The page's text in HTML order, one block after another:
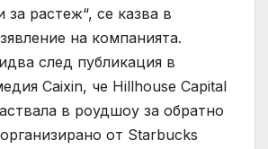
растеж“, се казва в
на компанията.
след публикация в
Caixin, че Hillhouse Capital
в роудшоу за обратно
от Starbucks